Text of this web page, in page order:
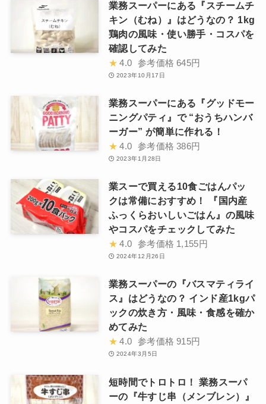
業務スーパーにある『スチームチ
キン（むね）』はどうなの？ 1kg
鶏肉の風味・使い勝手・コスパを
確認してみた
★ 4.0 参考価格 645円
2023年10月17日
業務スーパーにある『グッドモー
ニングパティ』で “おうちハンバ
ーガー” が簡単に作れる！
★ 4.0 参考価格 386円
2023年1月28日
業スーで買える10食ごはんパッ
クは常備におすすめ！ 『国内産
ふっくらおいしいごはん』の風味
やコスパをチェックしてみた
★ 4.0 参考価格 1,155円
2024年12月26日
業務スーパーの『バスマティライ
ス』はどうなの？ インド産1kgパ
ックの炊き方・風味・食感を確か
めてみた
★ 4.0 参考価格 915円
2024年3月5日
短時間でトロトロ！ 業務スーパ
ーの『牛すじ串（メンブレン）』